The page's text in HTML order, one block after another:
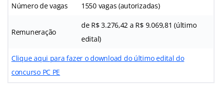
Número de vagas 1550 vagas (autorizadas)
Remuneração
de R$ 3.276,42 a R$ 9.069,81 (último
edital)
Clique aqui para fazer o download do último edital do
concurso PC PE